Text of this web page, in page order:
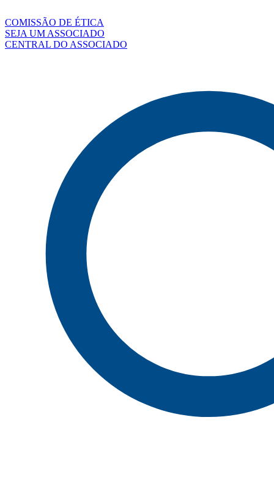
COMISSÃO DE ÉTICA
SEJA UM ASSOCIADO
CENTRAL DO ASSOCIADO